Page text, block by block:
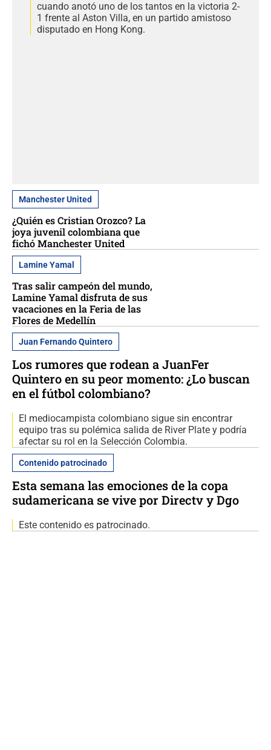
cuando anotó uno de los tantos en la victoria 2-
1 frente al Aston Villa, en un partido amistoso
disputado en Hong Kong.
Manchester United
¿Quién es Cristian Orozco? La
joya juvenil colombiana que
fichó Manchester United
Lamine Yamal
Tras salir campeón del mundo,
Lamine Yamal disfruta de sus
vacaciones en la Feria de las
Flores de Medellín
Juan Fernando Quintero
Los rumores que rodean a JuanFer
Quintero en su peor momento: ¿Lo buscan
en el fútbol colombiano?
El mediocampista colombiano sigue sin encontrar
equipo tras su polémica salida de River Plate y podría
afectar su rol en la Selección Colombia.
Contenido patrocinado
Esta semana las emociones de la copa
sudamericana se vive por Directv y Dgo
Este contenido es patrocinado.